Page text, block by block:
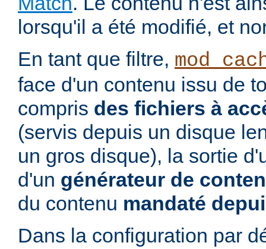
lorsqu'il a été modifié, et
En tant que filtre,
face d'un contenu issu de
compris des fichiers à
(servis depuis un disque
un gros disque), la sortie
d'un générateur de
du contenu mandaté
Dans la configuration par